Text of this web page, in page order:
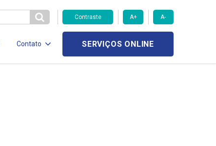
Contraste A+ A-
Contato SERVIÇOS ONLINE